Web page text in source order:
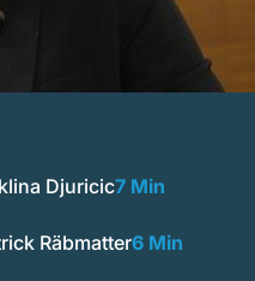
Djuricic7 Min
Räbmatter6 Min